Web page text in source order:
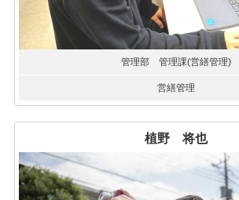
管理部 管理課(営繕管理)
営繕管理
植野 将也